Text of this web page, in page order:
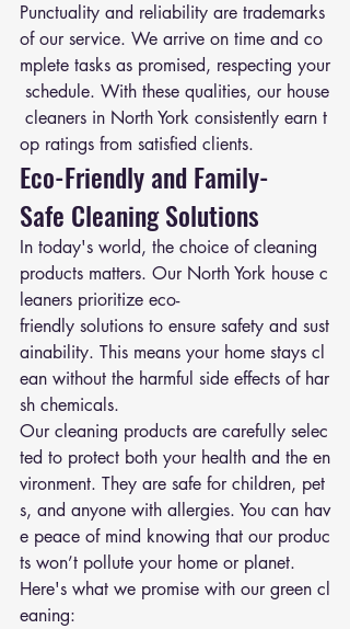
Punctuality and reliability are trademarks
of our service. We arrive on time and co
mplete tasks as promised, respecting your
schedule. With these qualities, our house
cleaners in North York consistently earn t
op ratings from satisfied clients.
Eco-Friendly and Family-
Safe Cleaning Solutions
In today's world, the choice of cleaning
products matters. Our North York house c
leaners prioritize eco-
friendly solutions to ensure safety and sust
ainability. This means your home stays cl
ean without the harmful side effects of har
sh chemicals.
Our cleaning products are carefully selec
ted to protect both your health and the en
vironment. They are safe for children, pet
s, and anyone with allergies. You can hav
e peace of mind knowing that our produc
ts won’t pollute your home or planet.
Here's what we promise with our green cl
eaning: